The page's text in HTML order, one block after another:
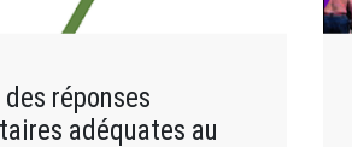
réponses
adéquates au